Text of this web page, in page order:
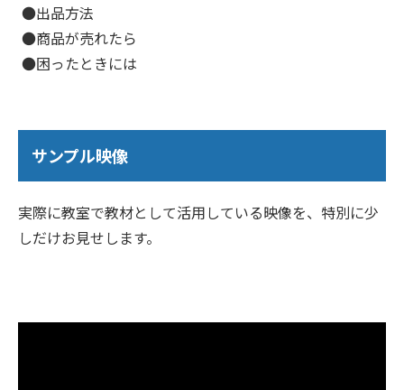
●出品方法
●商品が売れたら
●困ったときには
サンプル映像
実際に教室で教材として活用している映像を、特別に少
しだけお見せします。